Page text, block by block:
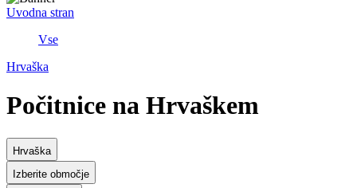
Uvodna stran
Vse
Hrvaška
Počitnice na Hrvaškem
Hrvaška
Izberite območje